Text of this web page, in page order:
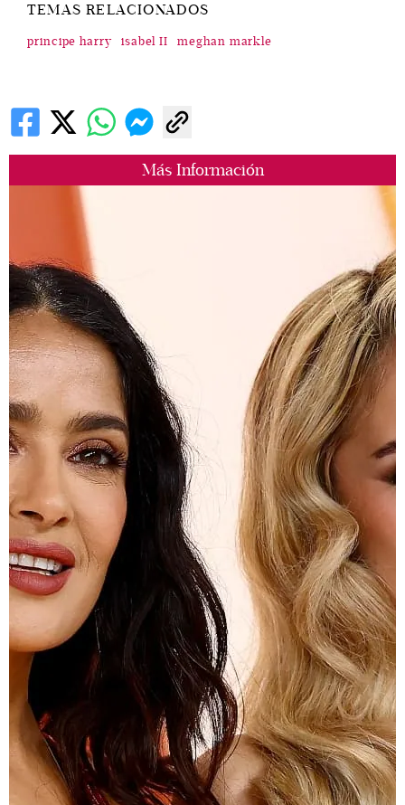
Más Información
TEMAS RELACIONADOS
principe harry isabel II meghan markle